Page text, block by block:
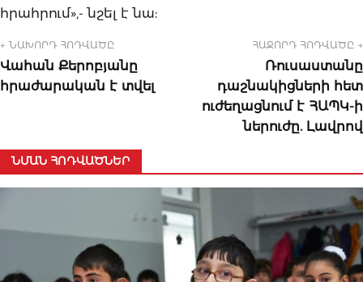
հրահրում»,- նշել է նա:
← ՆԱԽՈՐԴ ՀՈԴՎԱԾԸ
Վահան Քերոբյանը
հրաժարական է տվել
ՀԱՋՈՐԴ ՀՈԴՎԱԾԸ →
Ռուսաստանը
դաշնակիցների հետ
ուժեղացնում է ՀԱՊԿ-ի
ներուժը. Լավրով
ՆՄԱՆ ՀՈԴՎԱԾՆԵՐ